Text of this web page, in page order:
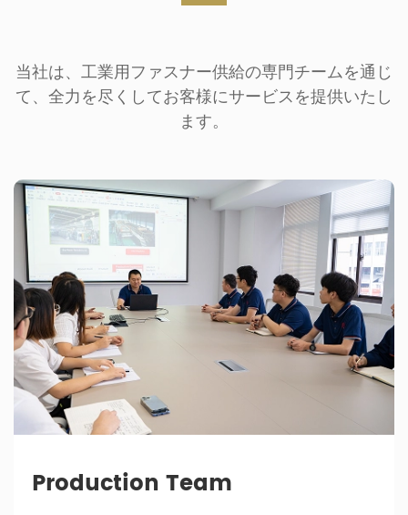
当社は、工業用ファスナー供給の専門チームを通じ
て、全力を尽くしてお客様にサービスを提供いたし
ます。
Production Team